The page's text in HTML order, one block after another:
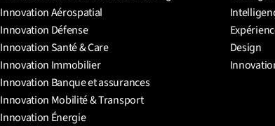
Innovation Aérospatial
Innovation Défense
Innovation Santé & Care
Innovation Immobilier
Innovation Banque et assurances
Innovation Mobilité & Transport
Innovation Énergie
Design